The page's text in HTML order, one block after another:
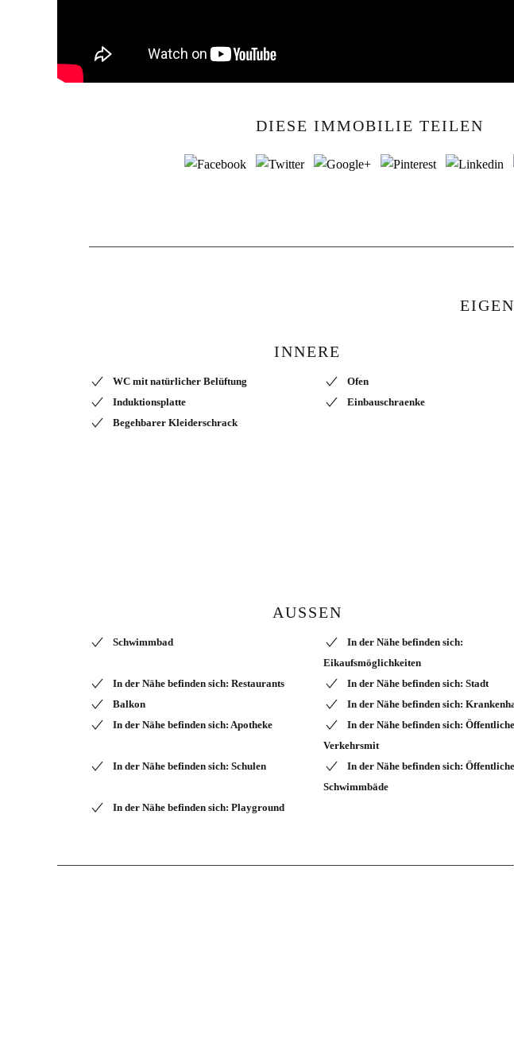
DIESE IMMOBILIE TEILEN
INNERE
WC mit natürlicher Belüftung
Ofen
Induktionsplatte
Einbauschraenke
Begehbarer Kleiderschrack
AUSSEN
Schwimmbad
In der Nähe befinden sich:
Eikaufsmöglichkeiten
In der Nähe befinden sich: Restaurants
In der Nähe befinden sich: Stadt
Balkon
In der Nähe befinden sich:
In der Nähe befinden sich: Apotheke
In der Nähe befinden sich: Öffentliche
Verkehrsmit
In der Nähe befinden sich: Schulen
In der Nähe befinden sich: Öffentliche
Schwimmbäde
In der Nähe befinden sich: Playground